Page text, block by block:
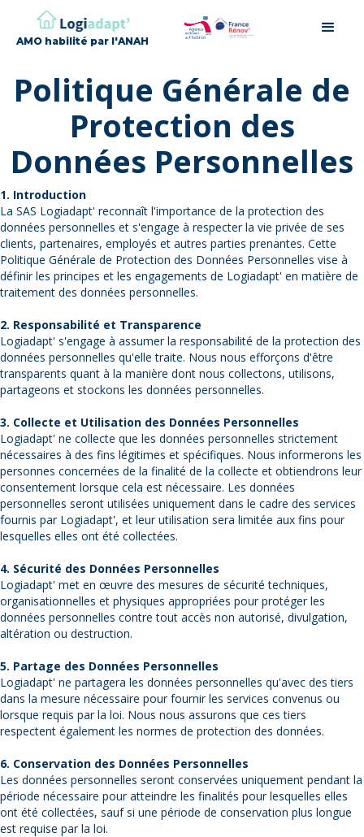
AMO habilité par l'ANAH
Politique Générale de
Protection des
Données Personnelles
1. Introduction
La SAS Logiadapt' reconnaît l'importance de la protection des
données personnelles et s'engage à respecter la vie privée de ses
clients, partenaires, employés et autres parties prenantes. Cette
Politique Générale de Protection des Données Personnelles vise à
définir les principes et les engagements de Logiadapt' en matière de
traitement des données personnelles.
2. Responsabilité et Transparence
Logiadapt' s'engage à assumer la responsabilité de la protection des
données personnelles qu'elle traite. Nous nous efforçons d'être
transparents quant à la manière dont nous collectons, utilisons,
partageons et stockons les données personnelles.
3. Collecte et Utilisation des Données Personnelles
Logiadapt' ne collecte que les données personnelles strictement
nécessaires à des fins légitimes et spécifiques. Nous informerons les
personnes concernées de la finalité de la collecte et obtiendrons leur
consentement lorsque cela est nécessaire. Les données
personnelles seront utilisées uniquement dans le cadre des services
fournis par Logiadapt', et leur utilisation sera limitée aux fins pour
lesquelles elles ont été collectées.
4. Sécurité des Données Personnelles
Logiadapt' met en œuvre des mesures de sécurité techniques,
organisationnelles et physiques appropriées pour protéger les
données personnelles contre tout accès non autorisé, divulgation,
altération ou destruction.
5. Partage des Données Personnelles
Logiadapt' ne partagera les données personnelles qu'avec des tiers
dans la mesure nécessaire pour fournir les services convenus ou
lorsque requis par la loi. Nous nous assurons que ces tiers
respectent également les normes de protection des données.
6. Conservation des Données Personnelles
Les données personnelles seront conservées uniquement pendant la
période nécessaire pour atteindre les finalités pour lesquelles elles
ont été collectées, sauf si une période de conservation plus longue
est requise par la loi.